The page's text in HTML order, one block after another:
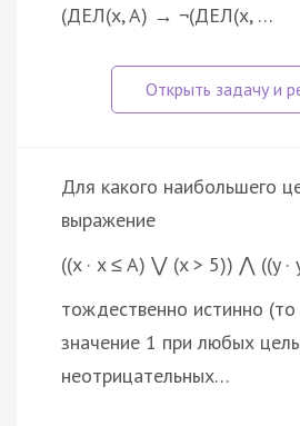
(ДЕЛ(x, A) → ¬(ДЕЛ(x, …
Для какого наибольшего
выражение
((x · x ≤ A) ⋁ (x > 5)) ⋀ ((y
тождественно истинно
значение 1 при любых
неотрицательных…